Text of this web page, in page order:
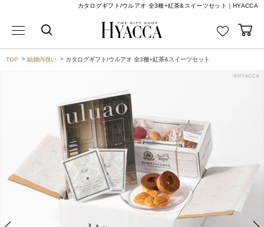
カタログギフト/ウルアオ 全3種+紅茶&スイーツセット｜HYACCA
TOP 結婚内祝い カタログギフト/ウルアオ 全3種+紅茶&スイーツセット